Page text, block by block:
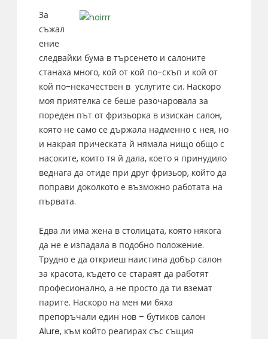
За
съжал
ение
следвайки бума в търсенето и салоните
станаха много, кой от кой по-скъп и кой от
кой по-некачествен в услугите си. Наскоро
моя приятелка се беше разочаровала за
пореден път от фризьорка в изискан салон,
която не само се държала надменно с нея, но
и накрая прическата й нямала нищо общо с
насоките, които тя й дала, което я принудило
веднага да отиде при друг фризьор, който да
поправи доколкото е възможно работата на
първата.
Едва ли има жена в столицата, която някога
да не е изпадала в подобно положение.
Трудно е да откриеш наистина добър салон
за красота, където се стараят да работят
професионално, а не просто да ти вземат
парите. Наскоро на мен ми бяха
препоръчали един нов – бутиков салон
Alure, към който реагирах със същия